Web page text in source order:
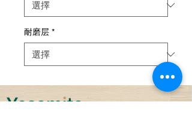
耐磨层 *